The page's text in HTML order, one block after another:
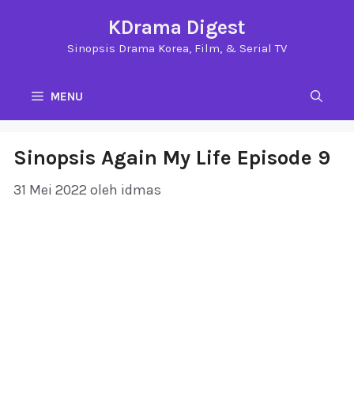
KDrama Digest
Sinopsis Drama Korea, Film, & Serial TV
MENU
Sinopsis Again My Life Episode 9
31 Mei 2022 oleh idmas